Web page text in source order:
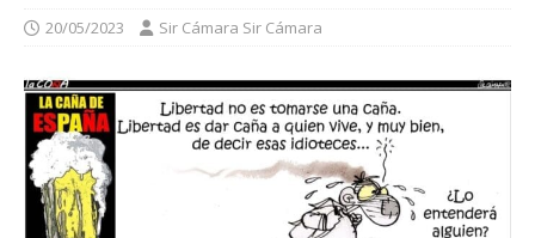
20/05/2023 Sir Cámara Sir Cámara